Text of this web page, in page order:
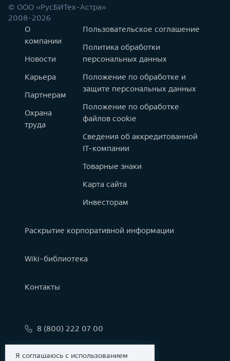
© ООО «РусБИТех-Астра»
2008-2026
О
компании
Новости
Карьера
Партнерам
Охрана
труда
Пользовательское соглашение
Политика обработки
персональных данных
Положение по обработке и
защите персональных данных
Положение по обработке
файлов cookie
Сведения об аккредитованной
IT-компании
Товарные знаки
Карта сайта
Инвесторам
Раскрытие корпоративной информации
Wiki-библиотека
Контакты
8 (800) 222 07 00
Я соглашаюсь с использованием